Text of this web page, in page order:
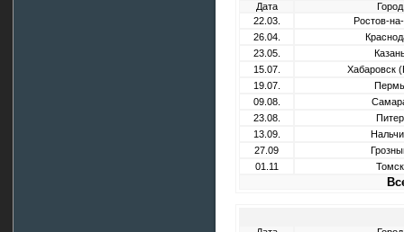
Дата
Город
22.03.
Ростов-
26.04.
23.05.
15.07.
Хабаровск
19.07.
Пермь
09.08.
23.08.
Питер
13.09.
27.09
01.11
Томск